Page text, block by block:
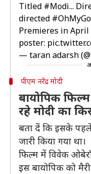
Titled #Modi...
directed
Premieres in April
poster:
— taran adarsh
पीएम नरेंद्र मोदी
बायोपिक
रहे मोदी का
बता दें कि इसके पहले
जारी किया गया था।
फिल्म में विवेक
इस बायोपिक को